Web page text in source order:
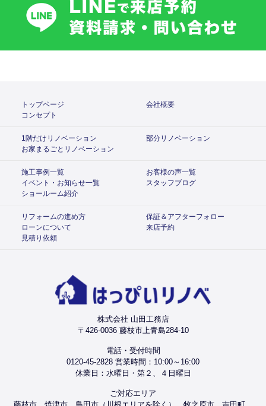
トップページ
会社概要
コンセプト
1階だけリノベーション
部分リノベーション
お家まるごとリノベーション
施工事例一覧
お客様の声一覧
イベント・お知らせ一覧
スタッフブログ
ショールーム紹介
リフォームの進め方
保証＆アフターフォロー
ローンについて
来店予約
見積り依頼
株式会社 山田工務店
〒426-0036 藤枝市上青島284-10
電話・受付時間
0120-45-2828 営業時間：10:00～16:00
休業日：水曜日・第２、４日曜日
ご対応エリア